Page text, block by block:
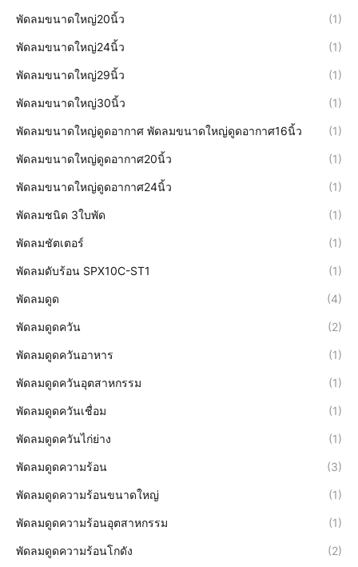
พัดลมขนาดใหญ่20นิ้ว (1)
พัดลมขนาดใหญ่24นิ้ว (1)
พัดลมขนาดใหญ่29นิ้ว (1)
พัดลมขนาดใหญ่30นิ้ว (1)
พัดลมขนาดใหญ่ดูดอากาศ พัดลมขนาดใหญ่ดูดอากาศ16นิ้ว (1)
พัดลมขนาดใหญ่ดูดอากาศ20นิ้ว (1)
พัดลมขนาดใหญ่ดูดอากาศ24นิ้ว (1)
พัดลมชนิด 3ใบพัด (1)
พัดลมชัตเตอร์ (1)
พัดลมดับร้อน SPX10C-ST1 (1)
พัดลมดูด (4)
พัดลมดูดควัน (2)
พัดลมดูดควันอาหาร (1)
พัดลมดูดควันอุตสาหกรรม (1)
พัดลมดูดควันเชื่อม (1)
พัดลมดูดควันไก่ย่าง (1)
พัดลมดูดความร้อน (3)
พัดลมดูดความร้อนขนาดใหญ่ (1)
พัดลมดูดความร้อนอุตสาหกรรม (1)
พัดลมดูดความร้อนโกดัง (2)